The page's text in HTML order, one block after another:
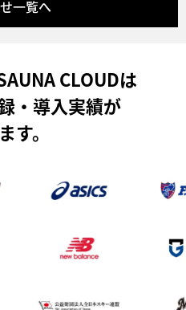
一覧へ
CLOUDは
・導入実績が
す。